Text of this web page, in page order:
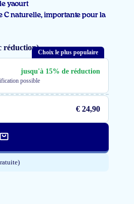
yaourt
C naturelle, importante pour la
réduction)
Choix le plus populaire
jusqu'à 15% de réduction
possible
€ 24,90